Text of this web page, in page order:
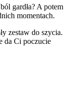
gardła? A potem
momentach.
zestaw do szycia.
da Ci poczucie